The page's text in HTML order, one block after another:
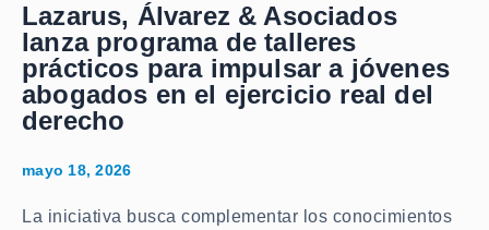
Lazarus, Álvarez & Asociados
lanza programa de talleres
prácticos para impulsar a jóvenes
abogados en el ejercicio real del
derecho
mayo 18, 2026
La iniciativa busca complementar los conocimientos